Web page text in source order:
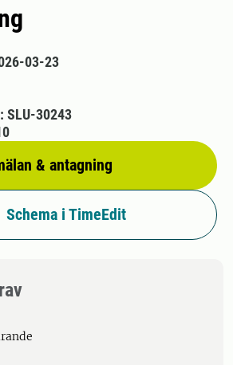
03-23
& antagning
SLU-30243
Schema i TimeEdit